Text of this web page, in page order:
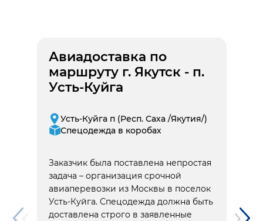
Авиадоставка по
маршруту г. Якутск - п.
Усть-Куйга
Усть-Куйга п (Респ. Саха /Якутия/)
Спецодежда в коробах
Заказчик была поставлена непростая
задача – организация срочной
авиаперевозки из Москвы в поселок
Усть-Куйга. Спецодежда должна быть
доставлена строго в заявленные